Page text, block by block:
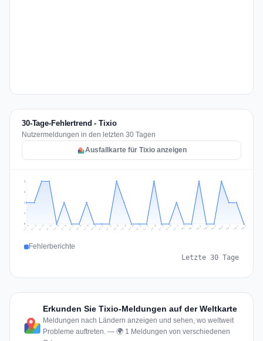
30-Tage-Fehlertrend - Tixio
Nutzermeldungen in den letzten 30 Tagen
Ausfallkarte für Tixio anzeigen
1
1
2
2
Jul 11 Jul 12 Jul 13 Jul 14 Jul 15 Jul 16 Jul 17 Jul 18 Jul 19 Jul 20 Jul 21 Jul 22 Jul 23 Jul 24 Jul 25 Jul 26 Jul 27 Jul 28 Jul 29 Jul 30 Jul 31 Aug 1 Aug 2 Aug 3 Aug 4 Aug 5 Aug 6 Aug 7 Aug 8 Aug 9
Fehlerberichte
Letzte 30 Tage
Erkunden Sie Tixio-Meldungen auf der Weltkarte
Meldungen nach Ländern anzeigen und sehen, wo weltweit
Probleme auftreten. — 🌍 1 Meldungen von verschiedenen